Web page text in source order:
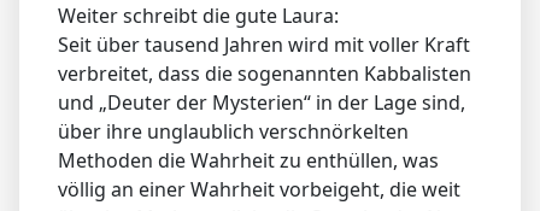
Weiter schreibt die gute Laura:
Seit über tausend Jahren wird mit voller Kraft
verbreitet, dass die sogenannten Kabbalisten
und „Deuter der Mysterien“ in der Lage sind,
über ihre unglaublich verschnörkelten
Methoden die Wahrheit zu enthüllen, was
völlig an einer Wahrheit vorbeigeht, die weit